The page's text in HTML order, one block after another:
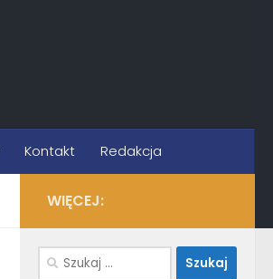
Kontakt Redakcja
WIĘCEJ:
Szukaj: